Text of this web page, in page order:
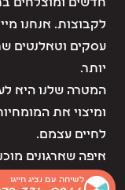
לשיחה עם נציג חייגו
לקבוצות. אנחנו
עסקים וטאלנטים
יותר.
המטרה שלנו היא
ומיצוי את
לחיים עצמם.
איפה שארגונים
אנחנו נמצאים.